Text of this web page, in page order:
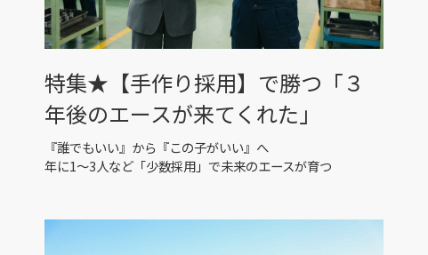
特集★【手作り採用】で勝つ「３
年後のエースが来てくれた」
『誰でもいい』から『この子がいい』へ
年に1〜3人など「少数採用」で未来のエースが育つ